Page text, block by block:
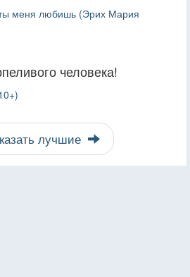
меня любишь (Эрих Мария
человека!
лучшие